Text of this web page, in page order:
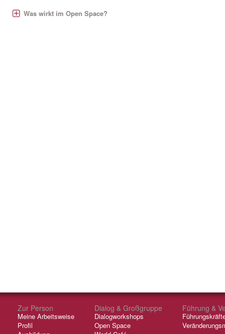
Was wirkt im Open Space?
Zur Person
Meine Arbeitsweise
Profil
Dialog & Großgruppe
Dialogworkshops
Open Space
Führung &